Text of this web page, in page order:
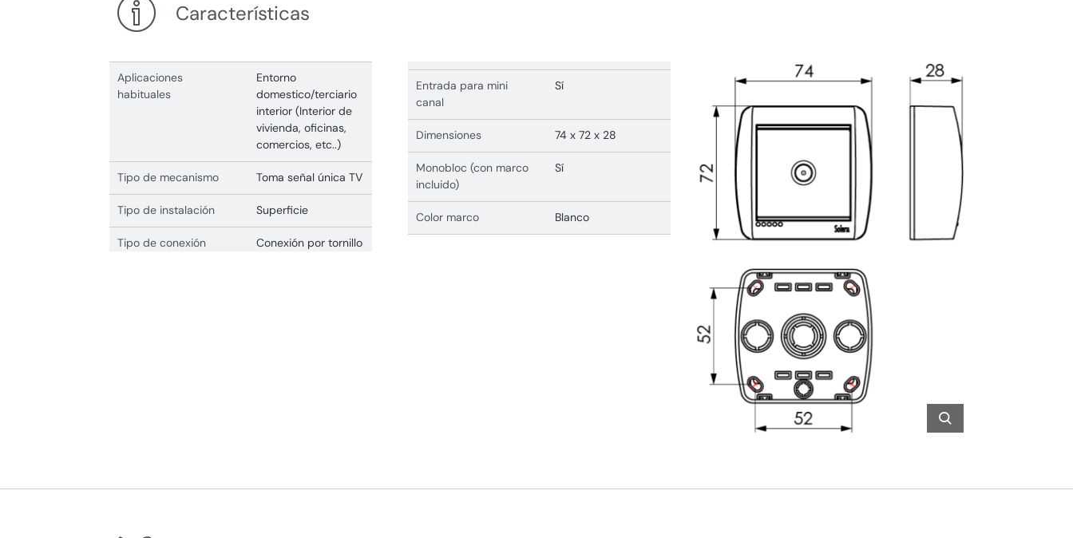
Características
Aplicaciones
habituales
Entorno
domestico/terciario
interior (Interior de
vivienda, oficinas,
comercios, etc..)
Tipo de mecanismo Toma señal única TV
Tipo de instalación Superficie
Tipo de conexión Conexión por tornillo
Entrada para mini
canal
Sí
Dimensiones 74 x 72 x 28
Monobloc (con marco
incluido)
Sí
Color marco Blanco